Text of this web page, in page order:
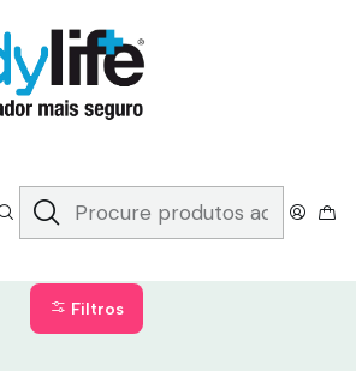
AOS SOCORRISTAS ACEDER
AOS SEUS DADOS ATRAVÉS DE UM QR CODE
Saber mais
-
Filtros